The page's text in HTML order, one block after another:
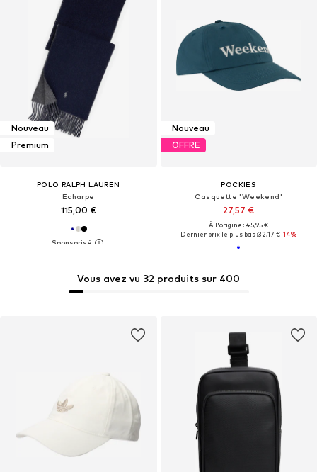
Nouveau
Premium
POLO RALPH LAUREN
Écharpe
115,00 €
Nouveau
OFFRE
POCKIES
Casquette 'Weekend'
27,57 €
À l'origine : 45,95 €
Dernier prix le plus bas :32,17 €-14%
Vous avez vu 32 produits sur 400